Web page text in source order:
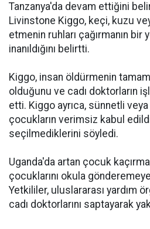
Tanzanya'da devam ettiğini
Livinstone Kiggo, keçi, kuzu
etmenin ruhları çağırmanın bir
inanıldığını belirtti.
Kiggo, insan öldürmenin
olduğunu ve cadı doktorların
etti. Kiggo ayrıca, sünnetli
çocukların verimsiz kabul
seçilmediklerini söyledi.
Uganda'da artan çocuk
çocuklarını okula
Yetkililer, uluslararası yardım
cadı doktorlarını saptayarak